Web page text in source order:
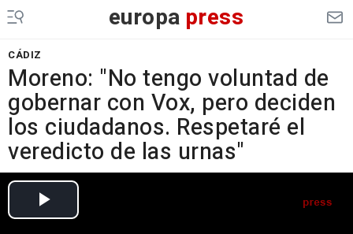
europa press
CÁDIZ
Moreno: "No tengo voluntad de
gobernar con Vox, pero deciden
los ciudadanos. Respetaré el
veredicto de las urnas"